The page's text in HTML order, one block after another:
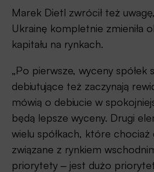
Marek Dietl zwrócił też
Ukrainę kompletnie zmieniła
kapitału na rynkach.
„Po pierwsze, wyceny spółek
debiutujące też zaczynają
mówią o debiucie w
będą lepsze wyceny. Drugi
wielu spółkach, które chociaż
związane z rynkiem
priorytety ‒ jest dużo